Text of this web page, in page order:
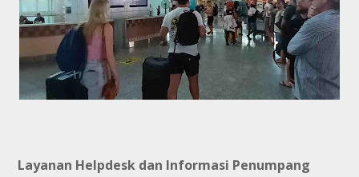
Layanan Helpdesk dan Informasi Penumpang